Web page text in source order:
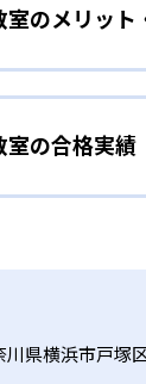
された学習
ループ運営
ム。一人ひ
こぼさずに指
クラフトを用
学び、スモ
養成する。
ンクラフト
格的なゲーム
り、サポー
戦できるよ
可能だ。
試やその先
ースでは、
ールステッ
々の授業が検
たプログラミ
のメリット
、ゲーム感覚
イドで理解度
報」科目に
されていない
室の合格実績
合格実績を公
川県横浜市戸塚